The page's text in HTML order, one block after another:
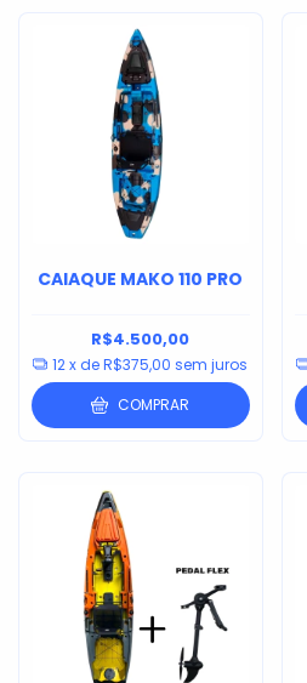
CAIAQUE MAKO 110 PRO
R$4.500,00
12x deR$375,00 sem juros
COMPRAR